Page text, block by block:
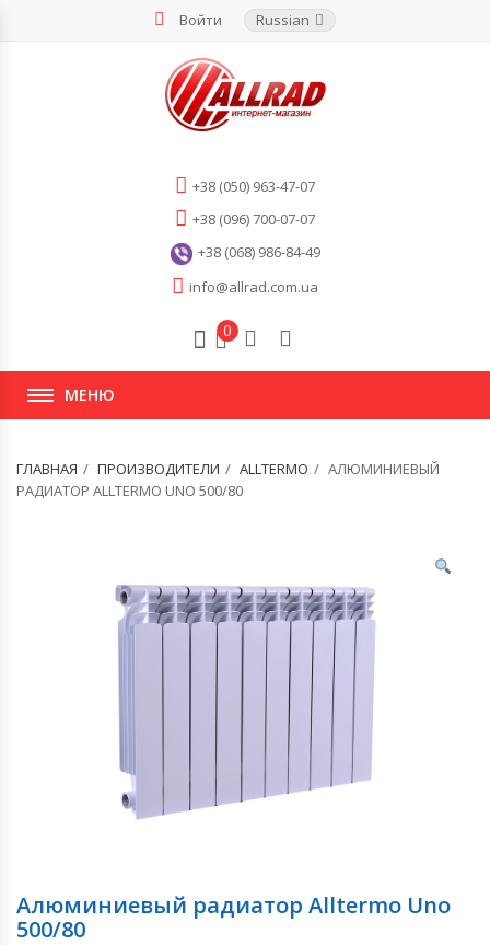
Войти Russian
+38 (050) 963-47-07
+38 (096) 700-07-07
+38 (068) 986-84-49
info@allrad.com.ua
0
МЕНЮ
ГЛАВНАЯ ПРОИЗВОДИТЕЛИ ALLTERMO
АЛЮМИНИЕВЫЙ
РАДИАТОР ALLTERMO UNO 500/80
Алюминиевый радиатор Alltermo Uno
500/80